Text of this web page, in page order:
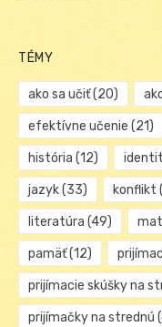
TÉMY
ako sa učiť(20)
efektívne učenie (21)
história (12)
jazyk(33) konflikt
literatúra (49)
pamäť(12)
prijímacie skúšky na
prijímačky na strednú